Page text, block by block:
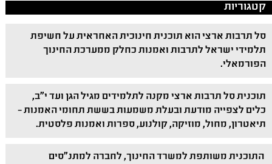
קטגוריות
סל תרבות ארצי הוא תוכנית חינוכית האחראית על חשיפת
תלמידי ישראל לתרבות ואמנות כחלק ממערכת החינוך
הפורמאלי.
תוכנית סל תרבות ארצי מקנה לתלמידים מגיל הגן ועד י"ב,
כלים לצפייה מודעת ובעלת משמעות בששת תחומי האמנות –
תיאטרון, מחול, מוזיקה, קולנוע, ספרות ואמנות פלסטית.
התוכנית משותפת למשרד החינוך, לחברה למתנ"סים